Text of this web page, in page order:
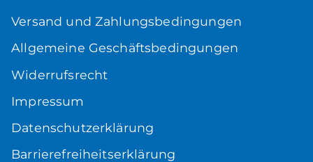
Versand und Zahlungsbedingungen
Allgemeine Geschäftsbedingungen
Widerrufsrecht
Impressum
Datenschutzerklärung
Barrierefreiheitserklärung